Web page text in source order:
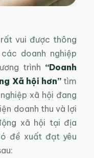
vui được thông
doanh nghiệp
trình “Doanh
Xã hội hơn” tìm
xã hội đang
doanh thu và lợi
xã hội tại địa
đề xuất đạt yêu